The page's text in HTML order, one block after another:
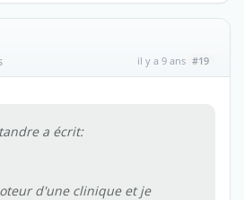
il y a 9 ans #19
a écrit:
d'une clinique et je